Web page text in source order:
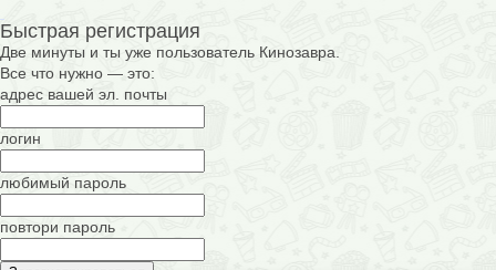
Быстрая регистрация
Две минуты и ты уже пользователь Кинозавра.
Все что нужно — это:
адрес вашей эл. почты
логин
любимый пароль
повтори пароль